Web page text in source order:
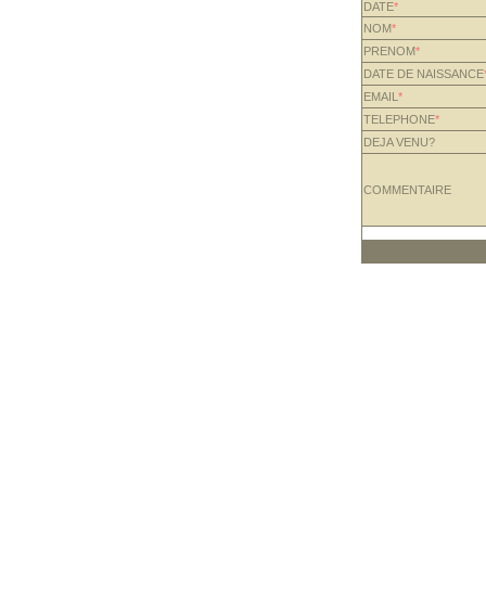
DATE*
NOM*
PRENOM*
DATE DE NAISSANCE
EMAIL *
TELEPHONE*
DEJA VENU?
COMMENTAIRE